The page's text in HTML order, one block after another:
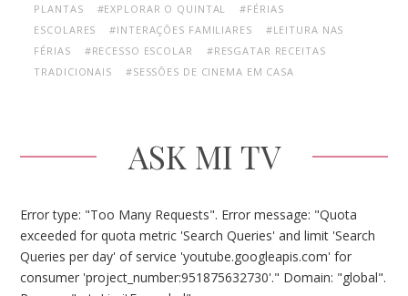
PLANTAS
#EXPLORAR O QUINTAL
#FÉRIAS
ESCOLARES
#INTERAÇÕES FAMILIARES
#LEITURA NAS
FÉRIAS
#RECESSO ESCOLAR
#RESGATAR RECEITAS
TRADICIONAIS
#SESSÕES DE CINEMA EM CASA
ASK MI TV
Error type: "Too Many Requests". Error message: "Quota
exceeded for quota metric 'Search Queries' and limit 'Search
Queries per day' of service 'youtube.googleapis.com' for
consumer 'project_number:951875632730'." Domain: "global".